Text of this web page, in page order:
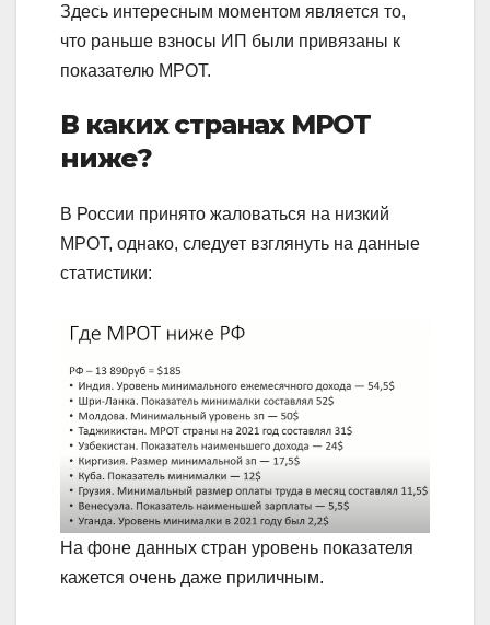
Здесь интересным моментом является то,
что раньше взносы ИП были привязаны к
показателю МРОТ.
В каких странах МРОТ
ниже?
В России принято жаловаться на низкий
МРОТ, однако, следует взглянуть на данные
статистики:
На фоне данных стран уровень показателя
кажется очень даже приличным.